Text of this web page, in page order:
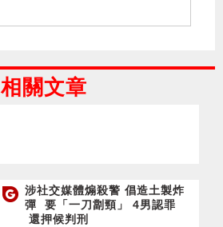
相關文章
涉社交媒體煽殺警 倡造土製炸
彈 要「一刀劏頸」 4男認罪
還押候判刑